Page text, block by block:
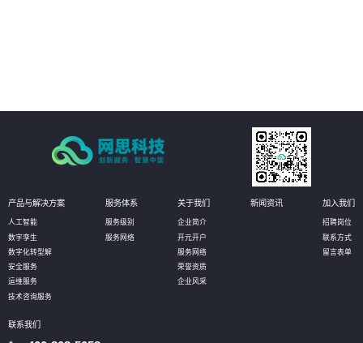
产品与解决方案
人工智能
数字孪生
数字化转型解
安全服务
运维服务
技术咨询服务
服务体系
服务级别
服务网络
关于我们
企业简介
开元开户
服务网络
荣誉资质
企业风采
新闻资讯 加入我们
招聘岗位
联系方式
留言表单
联系我们